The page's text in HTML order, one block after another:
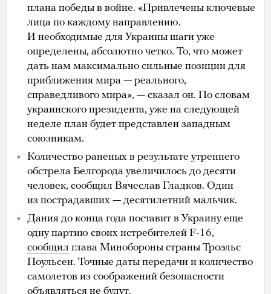
плана победы в войне. «Привлечены ключевые
лица по каждому направлению.
И необходимые для Украины шаги уже
определены, абсолютно четко. То, что может
дать нам максимально сильные позиции для
приближения мира — реального,
справедливого мира», — сказал он. По словам
украинского президента, уже на следующей
неделе план будет представлен западным
союзникам.
Количество раненых в результате утреннего
обстрела Белгорода увеличилось до десяти
человек, сообщил Вячеслав Гладков. Один
из пострадавших — десятилетний мальчик.
Дания до конца года поставит в Украину еще
одну партию своих истребителей F-16,
сообщил глава Минобороны страны Троэльс
Поульсен. Точные даты передачи и количество
самолетов из соображений безопасности
объявляться не будут.